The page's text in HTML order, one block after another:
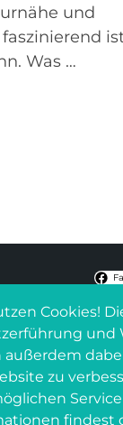
und
Was …
Cookies!
und
außerdem
zu
findest